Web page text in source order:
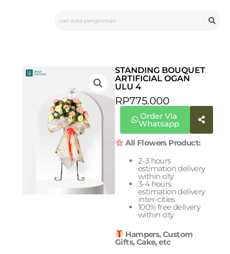
STANDING BOUQUET
ARTIFICIAL OGAN
ULU 4
RP775.000
Order Via
Whatsapp
All Flowers Product:
2-3 hours
estimation delivery
within city
3-4 hours
estimation delivery
inter-cities
100% free delivery
within city
Hampers, Custom
Gifts, Cake, etc